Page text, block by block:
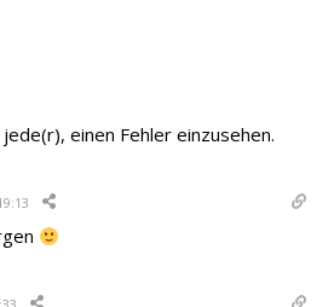
einen Fehler einzusehen.